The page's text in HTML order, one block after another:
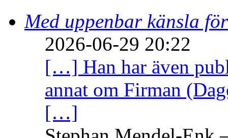
Med uppenbar känsla
2026-06-29 20:22
[…] Han har även
annat om Firman
[…]